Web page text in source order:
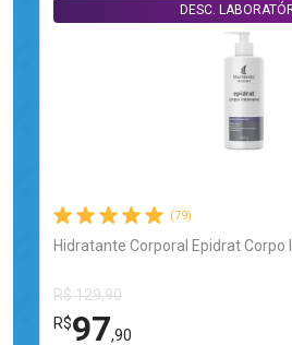
(79)
Hidratante Corporal Epidrat Corpo
DESC.
R$ 129,90
R$97,90